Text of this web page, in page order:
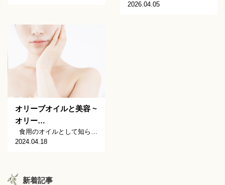
2026.04.05
オリーブオイルと美容 ~
オリー…
食用のオイルとして知ら…
2024.04.18
新着記事